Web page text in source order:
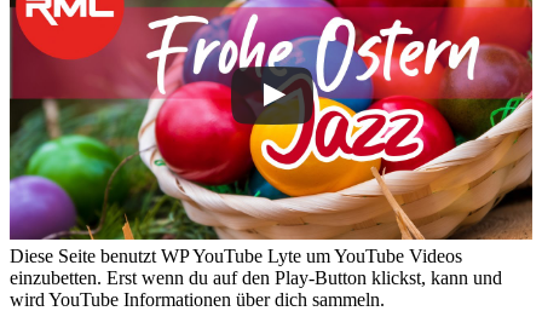
Diese Seite benutzt WP YouTube Lyte um YouTube Videos
einzubetten. Erst wenn du auf den Play-Button klickst, kann und
wird YouTube Informationen über dich sammeln.